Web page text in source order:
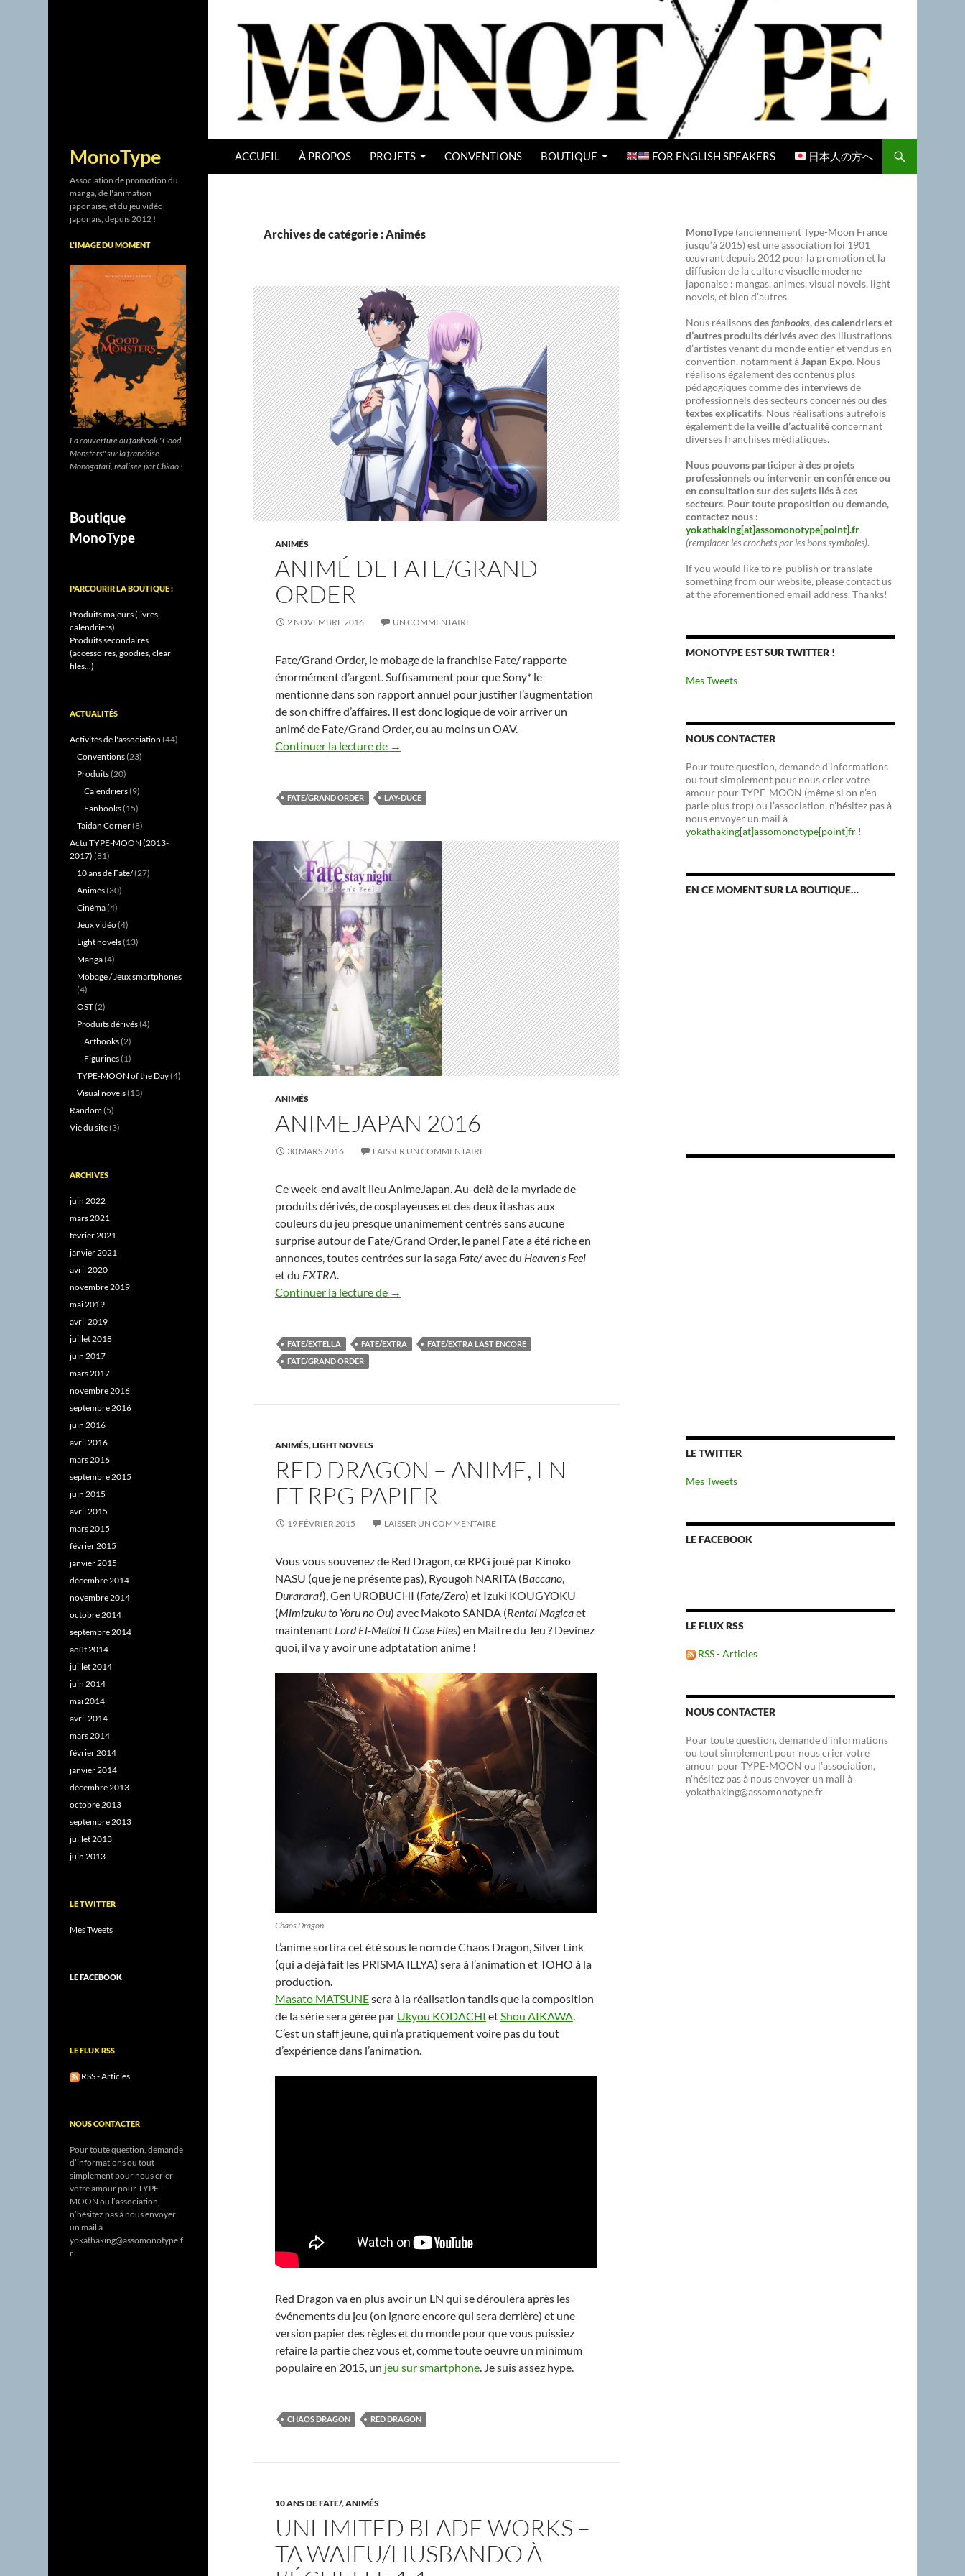
MonoType ACCUEIL À PROPOS PROJETS CONVENTIONS BOUTIQUE FOR ENGLISH SPEAKERS 日本人の方へ
Archives de catégorie : Animés
ANIMÉS
ANIMÉ DE FATE/GRAND
ORDER
2 NOVEMBRE 2016 UN COMMENTAIRE
Fate/Grand Order, le mobage de la franchise Fate/ rapporte
énormément d’argent. Suffisamment pour que Sony* le
mentionne dans son rapport annuel pour justifier l’augmentation
de son chiffre d’affaires. Il est donc logique de voir arriver un
animé de Fate/Grand Order, ou au moins un OAV.
Continuer la lecture de Animé de Fate/Grand Order
→
FATE/GRAND ORDER LAY-DUCE
ANIMÉS
ANIMEJAPAN 2016
30 MARS 2016 LAISSER UN COMMENTAIRE
Ce week-end avait lieu AnimeJapan. Au-delà de la myriade de
produits dérivés, de cosplayeuses et des deux itashas aux
couleurs du jeu presque unanimement centrés sans aucune
surprise autour de Fate/Grand Order, le panel Fate a été riche en
annonces, toutes centrées sur la saga Fate/avec du Heaven’s Feel
et du EXTRA
Continuer la lecture de AnimeJapan 2016
→
FATE/EXTELLA FATE/EXTRA
FATE/EXTRA LAST ENCORE
FATE/GRAND ORDER
ANIMÉS,LIGHT NOVELS
RED DRAGON – ANIME, LN
ET RPG PAPIER
19 FÉVRIER 2015 LAISSER UN COMMENTAIRE
Vous vous souvenez de Red Dragon, ce RPG joué par Kinoko
NASU (que je ne présente pas), Ryougoh NARITA (Baccano,
Durarara!), Gen UROBUCHI (Fate/Zero) et Izuki KOUGYOKU
(Mimizuku to Yoru no Ou) avec Makoto SANDA (Rental Magicaet
maintenant Lord El-Melloi II Case Files) en Maitre du Jeu ? Devinez
quoi, il va y avoir une adptatation anime !
Chaos Dragon
L’anime sortira cet été sous le nom de Chaos Dragon, Silver Link
(qui a déjà fait les PRISMA ILLYA) sera à l’animation et TOHO à la
production.
Masato MATSUNEsera à la réalisation tandis que la composition
de la série sera gérée par Ukyou KODACHI etShou AIKAWA.
C’est un staff jeune, qui n’a pratiquement voire pas du tout
d’expérience dans l’animation.
Red Dragon va en plus avoir un LN qui se déroulera après les
événements du jeu (on ignore encore qui sera derrière) et une
version papier des règles et du monde pour que vous puissiez
refaire la partie chez vous et, comme toute oeuvre un minimum
populaire en 2015, un jeu sur smartphone. Je suis assez hype.
CHAOS DRAGON RED DRAGON
10 ANS DE FATE/,ANIMÉS
UNLIMITED BLADE WORKS –
TA WAIFU/HUSBANDO À
MonoType (anciennement Type-Moon France
jusqu’à 2015) est une association loi 1901
œuvrant depuis 2012 pour la promotion et la
diffusion de la culture visuelle moderne
japonaise : mangas, animes, visual novels, light
novels, et bien d’autres.
Nous réalisonsdesfanbooks, des calendriers et
d’autres produits dérivésavec des illustrations
d’artistes venant du monde entier et vendus en
convention, notamment à Japan Expo. Nous
réalisons également des contenus plus
pédagogiques commedes interviewsde
professionnels des secteurs concernés oudes
textes explicatifs. Nous réalisations autrefois
également de laveille d’actualitéconcernant
diverses franchises médiatiques.
Nous pouvons participer à des projets
professionnels ou intervenir en conférence ou
en consultation sur des sujets liés à ces
secteurs. Pour toute proposition ou demande,
contactez nous :
yokathaking[at]assomonotype[point].fr
(remplacer les crochets par les bons symboles).
If you would like to re-publish or translate
something from our website, please contact us
at the aforementioned email address. Thanks!
MONOTYPE EST SUR TWITTER !
Mes Tweets
NOUS CONTACTER
Pour toute question, demande d’informations
ou tout simplement pour nous crier votre
amour pour TYPE-MOON (même si on n’en
parle plus trop) ou l’association, n’hésitez pas à
nous envoyer un mail à
yokathaking[at]assomonotype[point]fr !
EN CE MOMENT SUR LA BOUTIQUE…
LE TWITTER
Mes Tweets
LE FACEBOOK
LE FLUX RSS
RSS - Articles
NOUS CONTACTER
Pour toute question, demande d’informations
ou tout simplement pour nous crier votre
amour pour TYPE-MOON ou l’association,
n’hésitez pas à nous envoyer un mail à
yokathaking@assomonotype.fr
Association de promotion du
manga, de l'animation
japonaise, et du jeu vidéo
japonais, depuis 2012 !
L’IMAGE DU MOMENT
La couverture du fanbook "Good
Monsters" sur la franchise
Monogatari, réalisée par Chkao !
Boutique
MonoType
PARCOURIR LA BOUTIQUE :
Produits majeurs (livres,
calendriers)
Produits secondaires
(accessoires, goodies, clear
files...)
ACTUALITÉS
Activités de l'association (44)
Conventions(23)
Produits(20)
Calendriers(9)
Fanbooks(15)
Taidan Corner(8)
Actu TYPE-MOON (2013-
2017) (81)
10 ans de Fate/(27)
Animés(30)
Cinéma(4)
Jeux vidéo(4)
Light novels(13)
Manga(4)
Mobage / Jeux smartphones
(4)
OST(2)
Produits dérivés(4)
Artbooks(2)
Figurines(1)
TYPE-MOON of the Day(4)
Visual novels(13)
Random(5)
Vie du site(3)
ARCHIVES
juin 2022
mars 2021
février 2021
janvier 2021
avril 2020
novembre 2019
mai 2019
avril 2019
juillet 2018
juin 2017
mars 2017
novembre 2016
septembre 2016
juin 2016
avril 2016
mars 2016
septembre 2015
juin 2015
avril 2015
mars 2015
février 2015
janvier 2015
décembre 2014
novembre 2014
octobre 2014
septembre 2014
août 2014
juillet 2014
juin 2014
mai 2014
avril 2014
mars 2014
février 2014
janvier 2014
décembre 2013
octobre 2013
septembre 2013
juillet 2013
juin 2013
LE TWITTER
Mes Tweets
LE FACEBOOK
LE FLUX RSS
RSS - Articles
NOUS CONTACTER
Pour toute question, demande
d’informations ou tout
simplement pour nous crier
votre amour pour TYPE-
MOON ou l’association,
n’hésitez pas à nous envoyer
un mail à
yokathaking@assomonotype.f
r